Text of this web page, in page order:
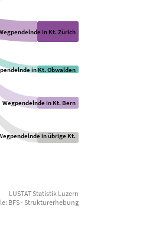
in Kt. Zürich
in Kt. Obwalden
Wegpendelnde in Kt. Bern
in übrige Kt.
LUSTAT Statistik Luzern
BFS - Strukturerhebung